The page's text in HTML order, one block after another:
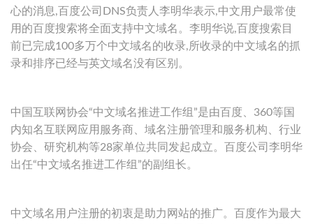
心的消息,百度公司DNS负责人李明华表示,中文用户最常使
用的百度搜索将全面支持中文域名。李明华说,百度搜索目
前已完成100多万个中文域名的收录,所收录的中文域名的抓
录和排序已经与英文域名没有区别。
中国互联网协会“中文域名推进工作组”是由百度、360等国
内知名互联网应用服务商、域名注册管理和服务机构、行业
协会、研究机构等28家单位共同发起成立。百度公司李明华
出任“中文域名推进工作组”的副组长。
中文域名用户注册的初衷是助力网站的推广。百度作为最大